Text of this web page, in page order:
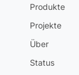
Produkte
Projekte
Über
Status